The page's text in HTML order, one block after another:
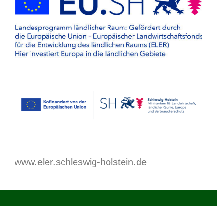
www.eler.schleswig-holstein.de